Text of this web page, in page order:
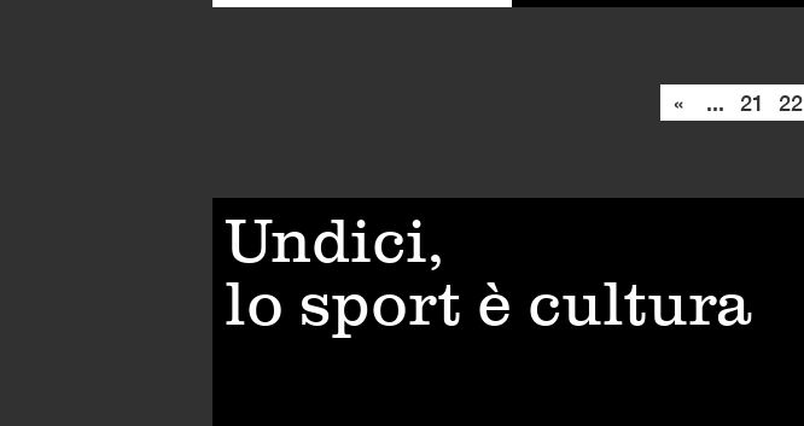
« ... 21 22
Undici,
lo sport è cultura